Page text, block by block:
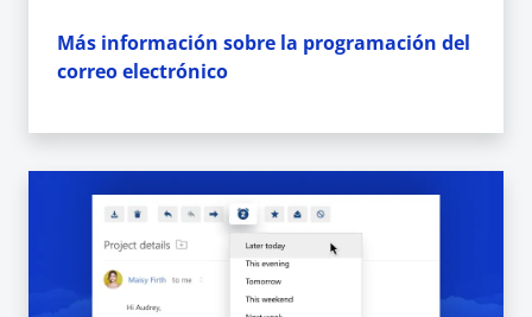
Más información sobre la programación del
correo electrónico